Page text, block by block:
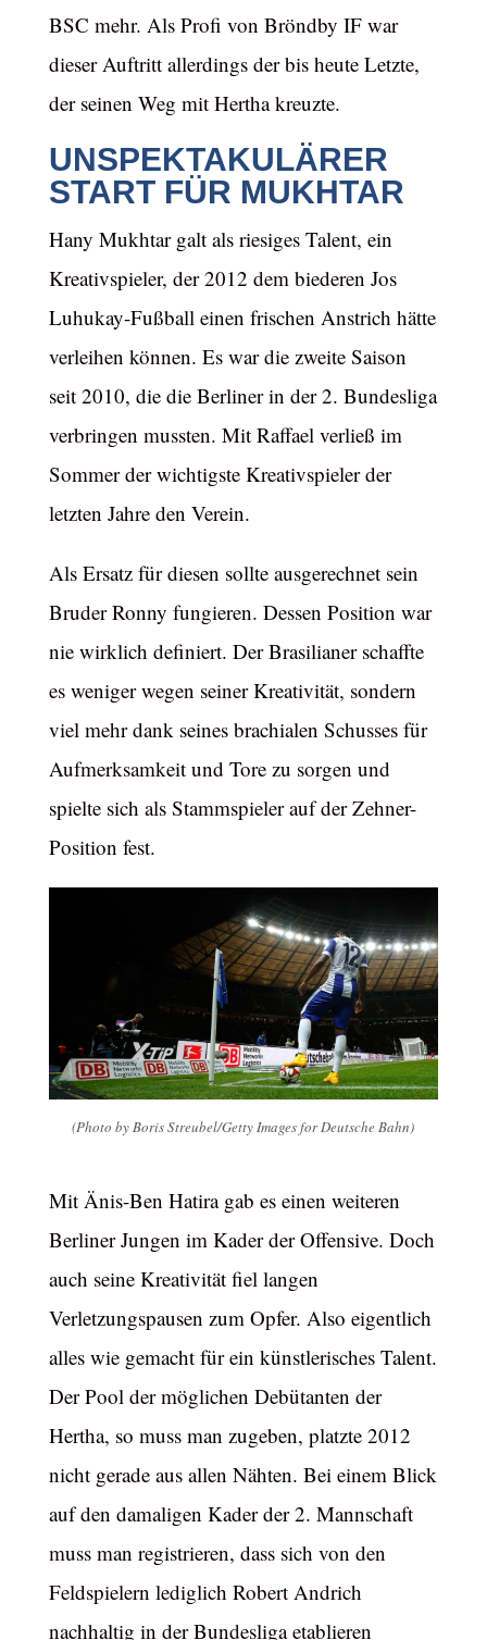
BSC mehr. Als Profi von Bröndby IF war
dieser Auftritt allerdings der bis heute Letzte,
der seinen Weg mit Hertha kreuzte.
UNSPEKTAKULÄRER
START FÜR MUKHTAR
Hany Mukhtar galt als riesiges Talent, ein
Kreativspieler, der 2012 dem biederen Jos
Luhukay-Fußball einen frischen Anstrich hätte
verleihen können. Es war die zweite Saison
seit 2010, die die Berliner in der 2. Bundesliga
verbringen mussten. Mit Raffael verließ im
Sommer der wichtigste Kreativspieler der
letzten Jahre den Verein.
Als Ersatz für diesen sollte ausgerechnet sein
Bruder Ronny fungieren. Dessen Position war
nie wirklich definiert. Der Brasilianer schaffte
es weniger wegen seiner Kreativität, sondern
viel mehr dank seines brachialen Schusses für
Aufmerksamkeit und Tore zu sorgen und
spielte sich als Stammspieler auf der Zehner-
Position fest.
(Photo by Boris Streubel/Getty Images for Deutsche Bahn)
Mit Änis-Ben Hatira gab es einen weiteren
Berliner Jungen im Kader der Offensive. Doch
auch seine Kreativität fiel langen
Verletzungspausen zum Opfer. Also eigentlich
alles wie gemacht für ein künstlerisches Talent.
Der Pool der möglichen Debütanten der
Hertha, so muss man zugeben, platzte 2012
nicht gerade aus allen Nähten. Bei einem Blick
auf den damaligen Kader der 2. Mannschaft
muss man registrieren, dass sich von den
Feldspielern lediglich Robert Andrich
nachhaltig in der Bundesliga etablieren